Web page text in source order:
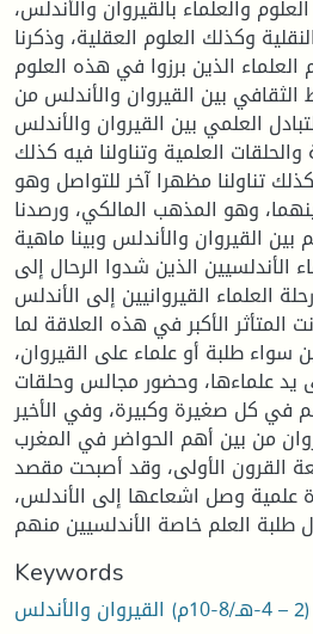
والعلماء بالقيروان والأندلس،
وكذلك العلوم العقلية، وذكرنا
العلماء الذين برزوا في هذه العلوم.
الثقافي بين القيروان والأندلس من
8-10م)، كالتبادل العلمي بين القيروان والأندلس
العلمية وتناولنا فيه كذلك
تناولنا مظهرا آخر للتواصل وهو
وهو المذهب المالكي، ورصدنا
بين القيروان والأندلس وبينا ماهية
الأندلسيين الذين شدوا الرحال إلى
العلماء القيروانيين إلى الأندلس.
المتأثر الأكبر في هذه العلاقة لما
سواء طلبة أو علماء على القيروان،
يد علماءها، وحضور مجالس وحلقات
في كل صغيرة وكبيرة، وفي الأخير
من بين أهم الحواضر في المغرب
القرون الأولى، وقد أصبحت مقصد
علمية وصل اشعاعها إلى الأندلس،
Keywords